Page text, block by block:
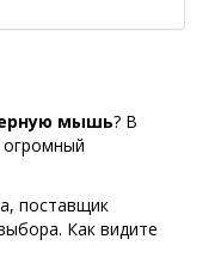
мышь? В
поставщик
Как видите